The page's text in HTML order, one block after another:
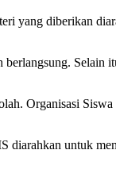
yang diberikan
Organisasi
untuk